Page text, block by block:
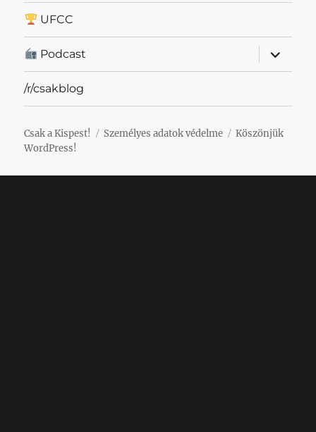
UFCC
Podcast
almenü
/r/csakblog
Csak a Kispest! Személyes adatok védelme
Köszönjük
WordPress!